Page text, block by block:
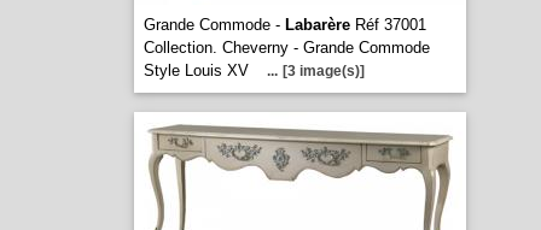
Grande Commode - LabarèreRéf 37001
Collection. Cheverny - Grande Commode
Style Louis XV
... [3 image(s)]